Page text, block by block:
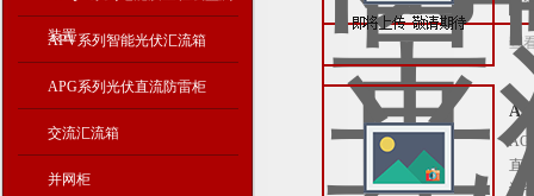
装置
APV系列智能光伏汇流箱
APG系列光伏直流防雷柜
交流汇流箱
并网柜
查
直
设